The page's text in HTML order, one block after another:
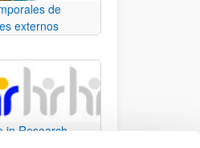
de
externos
in Research